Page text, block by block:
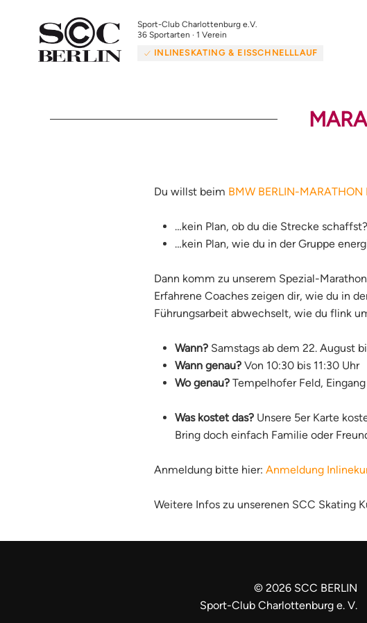
Sport-Club Charlottenburg e.V.
36 Sportarten · 1 Verein
INLINESKATING & EISSCHNELLLAUF
Du willst beim BMW BERLIN-
…kein Plan, ob du die Strecke schaffst?
…kein Plan, wie du in der Gruppe
Dann komm zu unserem Spezial-
Erfahrene Coaches zeigen dir, wie du in
Führungsarbeit abwechselt, wie du flink
Wann? Samstags ab dem 22. August
Wann genau? Von 10:30 bis 11:30 Uhr
Wo genau? Tempelhofer Feld,
Was kostet das? Unsere 5er Karte
Bring doch einfach Familie oder
Anmeldung bitte hier: Anmeldung
Weitere Infos zu unserenen SCC Skating
©2026 SCC BERLIN
Sport-Club Charlottenburg e. V.